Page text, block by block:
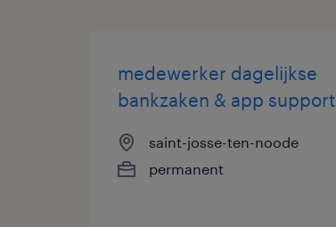
medewerker dagelijkse
bankzaken & app support
saint-josse-ten-noode
permanent